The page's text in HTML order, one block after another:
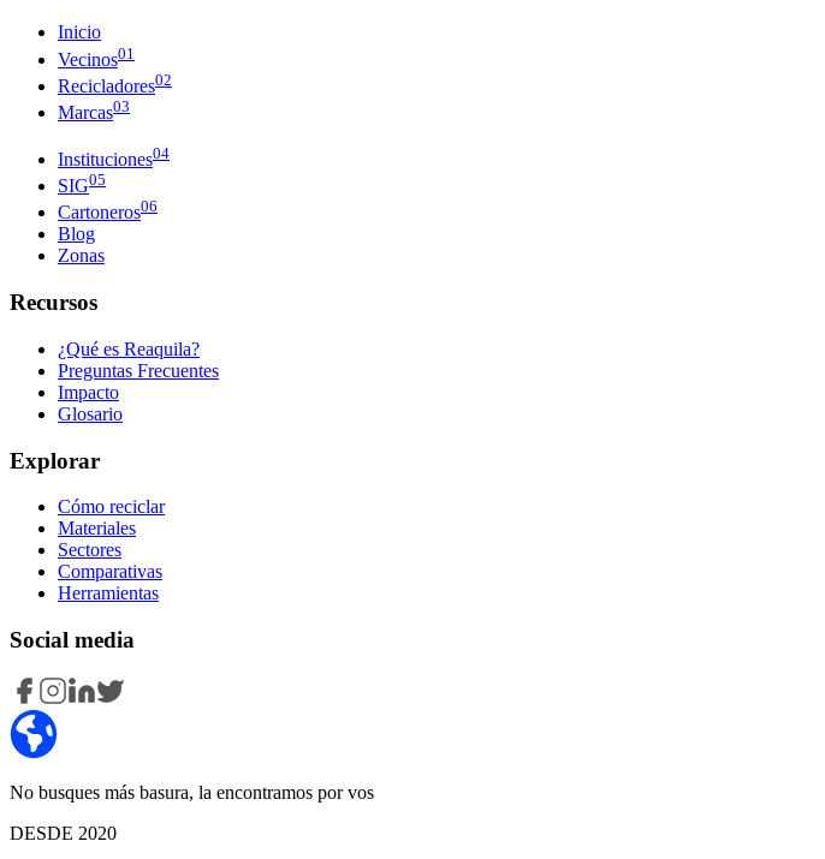
Inicio
Vecinos01
Recicladores02
Marcas03
Instituciones04
SIG05
Cartoneros06
Blog
Zonas
Recursos
¿Qué es Reaquila?
Preguntas Frecuentes
Impacto
Glosario
Explorar
Cómo reciclar
Materiales
Sectores
Comparativas
Herramientas
Social media
No busques más basura, la encontramos por vos
DESDE 2020